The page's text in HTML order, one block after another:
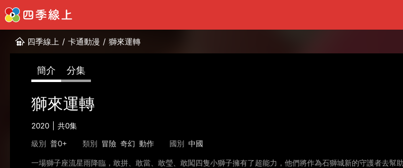
四季線上 / 卡通動漫 / 獅來運轉
簡介 分集
獅來運轉
2020
共0集
級別 普0+ 類別 冒險 奇幻 動作 國別 中國
一場獅子座流星雨降臨，敢拼、敢當、敢瑩、敢闖四隻小獅子擁有了超能力，他們將作為石獅城新的守護者去